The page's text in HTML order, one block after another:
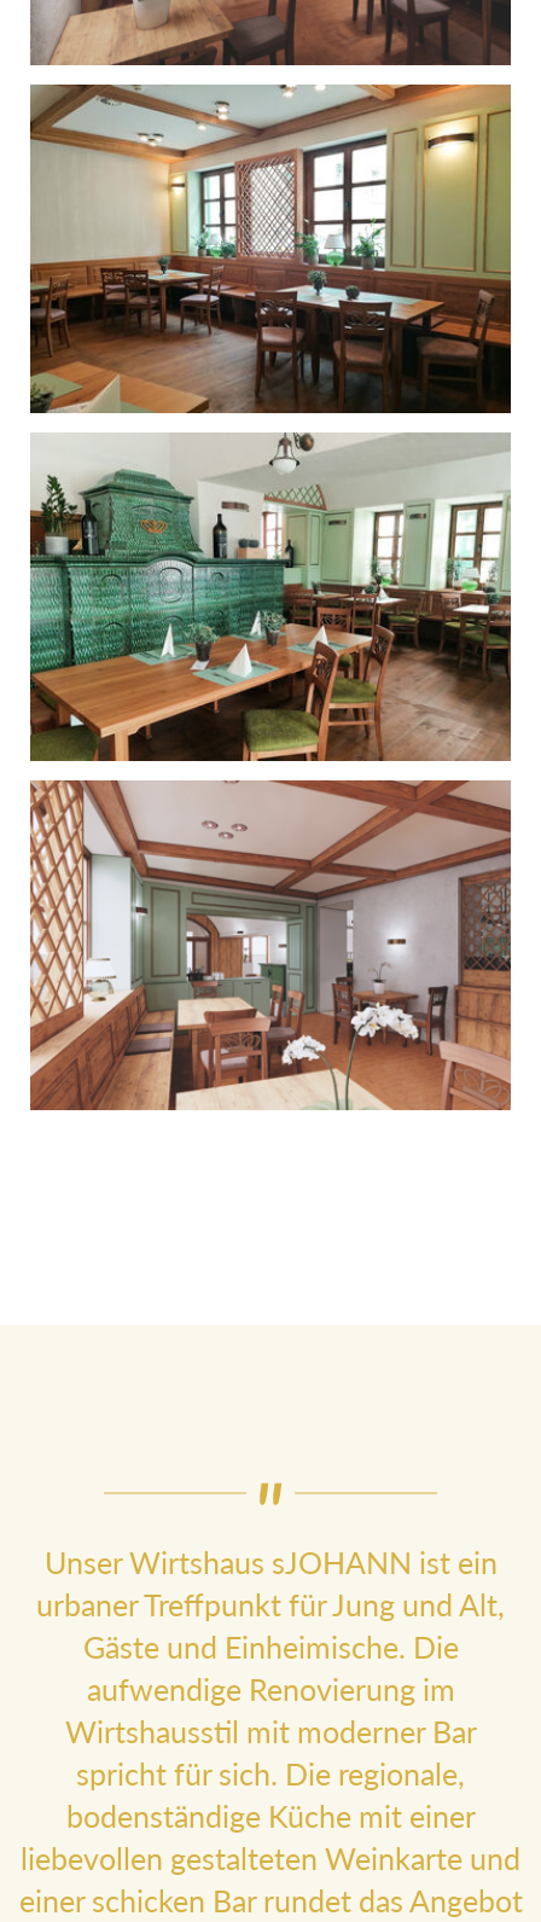
Unser Wirtshaus sJOHANN ist ein
urbaner Treffpunkt für Jung und Alt,
Gäste und Einheimische. Die
aufwendige Renovierung im
Wirtshausstil mit moderner Bar
spricht für sich. Die regionale,
bodenständige Küche mit einer
liebevollen gestalteten Weinkarte
und einer schicken Bar rundet das